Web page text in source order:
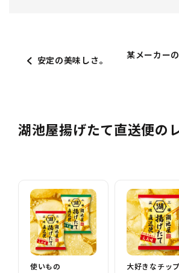
安定の美味しさ。
某メーカー
湖池屋揚げたて直送便の
使いもの